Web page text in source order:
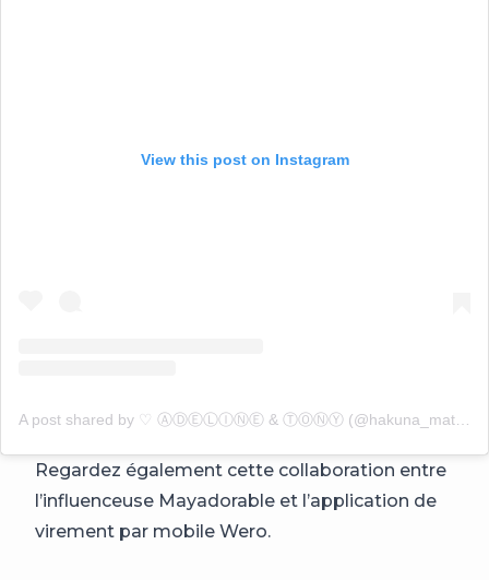
View this post on Instagram
A post shared by ♡ ⒶⒹⒺⓁⒾⓃⒺ & ⓉⓄⓃⓎ (@hakuna_matata_family)
Regardez également cette collaboration entre
l’influenceuse Mayadorable et l’application de
virement par mobile Wero.